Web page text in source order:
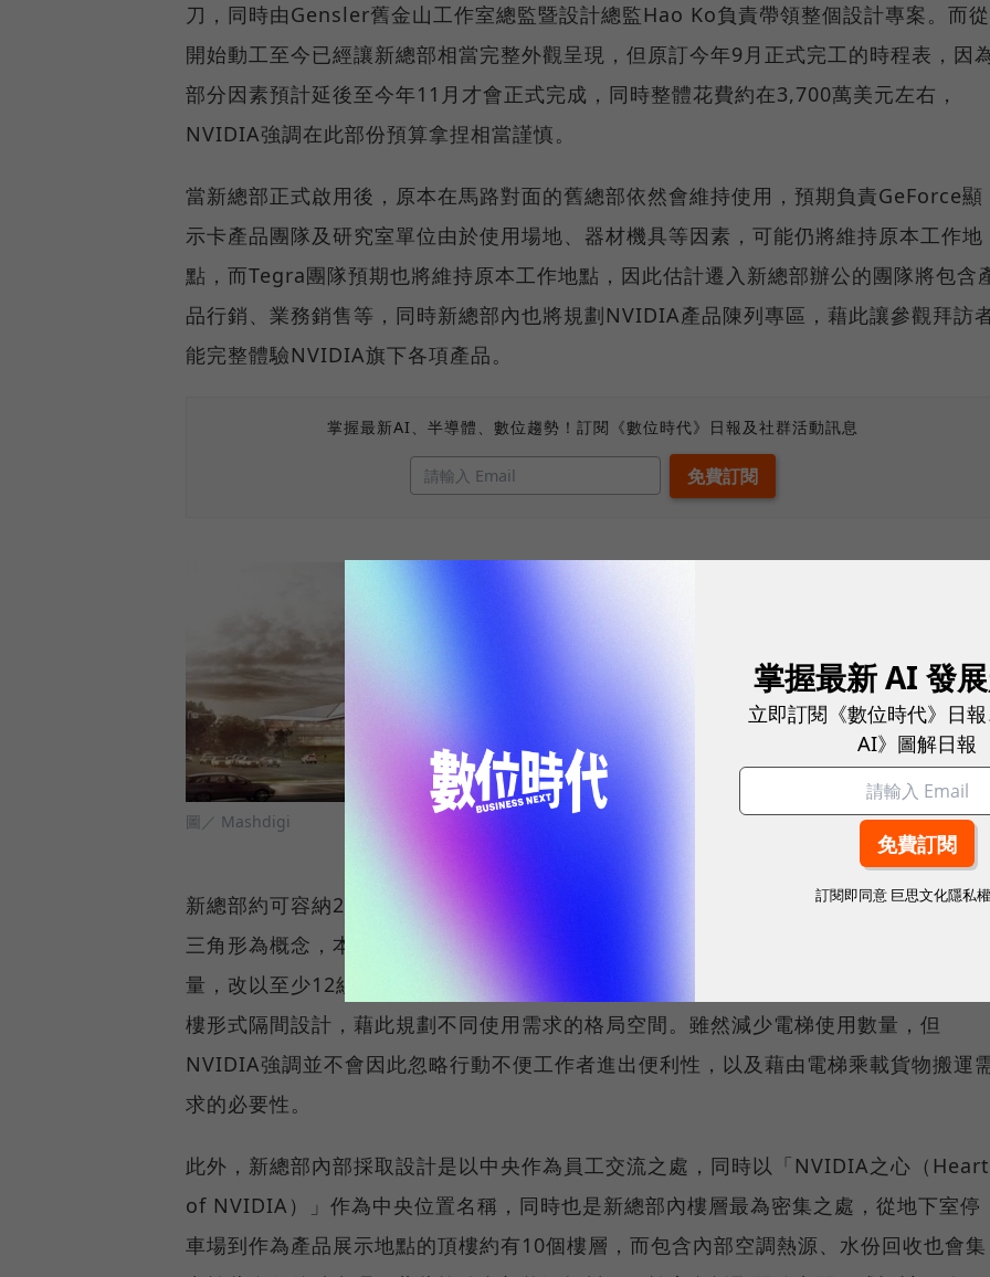
刀，同時由Gensler舊金山工作室總監暨設計總監Hao Ko負責帶領整個設計專案。而從
開始動工至今已經讓新總部相當完整外觀呈現，但原訂今年9月正式完工的時程表，因
部分因素預計延後至今年11月才會正式完成，同時整體花費約在3,700萬美元左右，
NVIDIA強調在此部份預算拿捏相當謹慎。
當新總部正式啟用後，原本在馬路對面的舊總部依然會維持使用，預期負責GeForce顯
示卡產品團隊及研究室單位由於使用場地、器材機具等因素，可能仍將維持原本工作地
點，而Tegra團隊預期也將維持原本工作地點，因此估計遷入新總部辦公的團隊將包含
品行銷、業務銷售等，同時新總部內也將規劃NVIDIA產品陳列專區，藉此讓參觀拜訪
能完整體驗NVIDIA旗下各項產品。
掌握最新AI、半導體、數位趨勢！訂閱《數位時代》日報及社群活動訊息
圖／ Mashdigi
新總部約可容納2,500人，同時佔地約50萬平方英呎，設計理念除以構成3D立體圖像的
三角形為概念，本身更以簡化的兩層樓式建築形式設計呈現，並且減少非必要的電梯數
量，改以至少12組以上大大小小階梯銜接上下樓層，同時更在寬闊的開放空間採取樓中
樓形式隔間設計，藉此規劃不同使用需求的格局空間。雖然減少電梯使用數量，但
NVIDIA強調並不會因此忽略行動不便工作者進出便利性，以及藉由電梯乘載貨物搬運
求的必要性。
此外，新總部內部採取設計是以中央作為員工交流之處，同時以「NVIDIA之心（Heart
of NVIDIA）」作為中央位置名稱，同時也是新總部內樓層最為密集之處，從地下室停
車場到作為產品展示地點的頂樓約有10個樓層，而包含內部空調熱源、水份回收也會集
掌握最新 AI 發
立即訂閱《數位時代》日
AI》圖解日報
訂閱即同意 巨思文化隱私